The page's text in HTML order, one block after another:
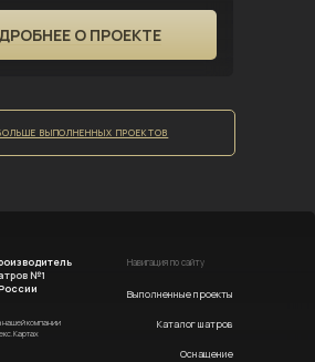
О ПРОЕКТЕ
ВЫПОЛНЕННЫХ ПРОЕКТОВ
№1
нашей компании
Навигация по сайту
Выполненные проекты
Каталог шатров
Оснащение